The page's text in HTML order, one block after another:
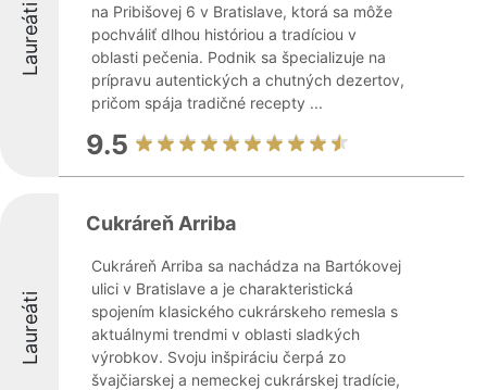
Laureáti
na Pribišovej 6 v Bratislave, ktorá sa môže
pochváliť dlhou históriou a tradíciou v
oblasti pečenia. Podnik sa špecializuje na
prípravu autentických a chutných dezertov,
pričom spája tradičné recepty ...
9.5
Laureáti
Cukráreň Arriba
Cukráreň Arriba sa nachádza na Bartókovej
ulici v Bratislave a je charakteristická
spojením klasického cukrárskeho remesla s
aktuálnymi trendmi v oblasti sladkých
výrobkov. Svoju inšpiráciu čerpá zo
švajčiarskej a nemeckej cukrárskej tradície,